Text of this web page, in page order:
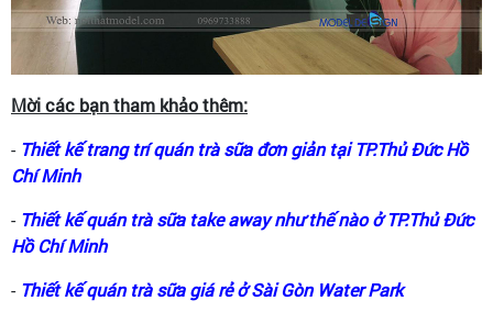
Mời các bạn tham khảo thêm:
-Thiết kế trang trí quán trà sữa đơn giản tại TP.Thủ Đức Hồ
Chí Minh
- Thiết kế quán trà sữa take away như thế nào ở TP.Thủ Đức
Hồ Chí Minh
- Thiết kế quán trà sữa giá rẻ ở Sài Gòn Water Park